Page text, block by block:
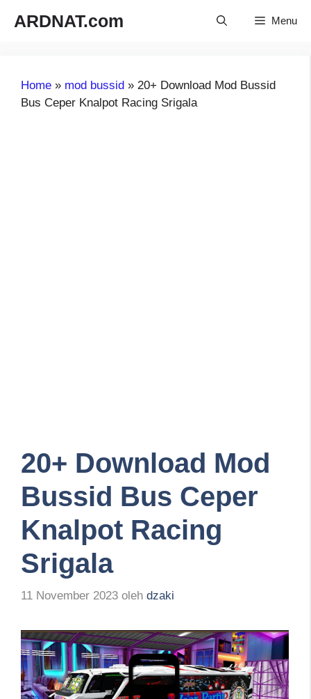
ARDNAT.com Menu
Home » mod bussid » 20+ Download Mod Bussid
Bus Ceper Knalpot Racing Srigala
20+ Download Mod
Bussid Bus Ceper
Knalpot Racing
Srigala
11 November 2023 oleh dzaki